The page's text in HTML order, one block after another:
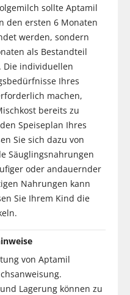
sollte Aptamil
den ersten 6 Monaten
werden, sondern
als Bestandteil
Die individuellen
Ihres
machen,
bereits zu
Speiseplan Ihres
Sie sich dazu von
Säuglingsnahrungen
oder andauernder
Nahrungen kann
Sie Ihrem Kind die
von Aptamil
Lagerung können zu